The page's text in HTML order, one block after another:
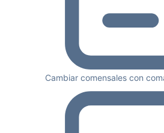
Cambiar comensales con